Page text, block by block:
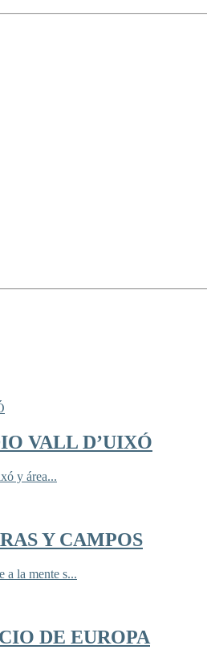
VALL D’UIXÓ
y área...
Y CAMPOS
a la mente s...
DE EUROPA